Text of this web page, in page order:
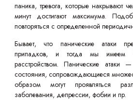
паника, тревога, которые накрывают
минут достигают максимума.
повторяться с определенной
Бывает, что панические атаки
припадков, и тогда мы имеем
расстройством. Панические атаки
состояния, сопровождающиеся
образом могут проявляться
заболевания, депрессии, фобии и пр.